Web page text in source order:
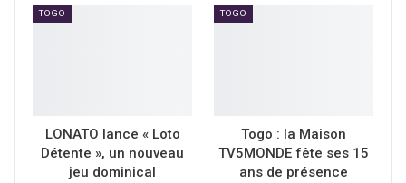
TOGO
LONATO lance « Loto
Détente », un nouveau
jeu dominical
TOGO
Togo : la Maison
TV5MONDE fête ses 15
ans de présence